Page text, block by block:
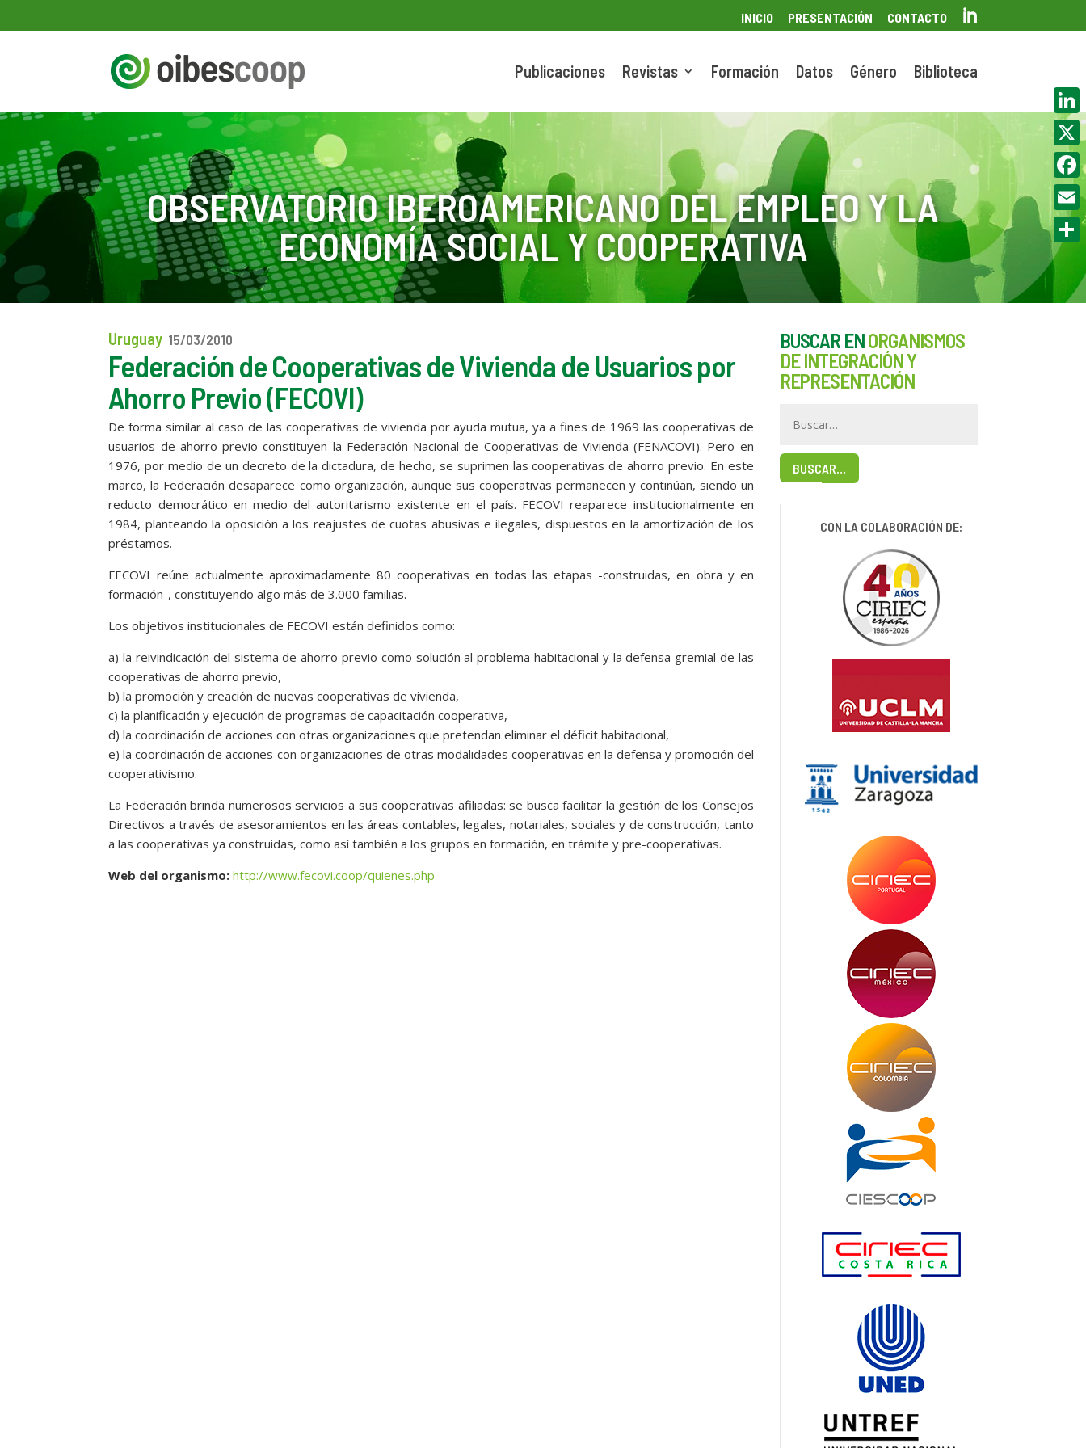
INICIO PRESENTACIÓN CONTACTO 
Publicaciones Revistas Formación Datos Género Biblioteca
OBSERVATORIO IBEROAMERICANO DEL EMPLEO Y LA
ECONOMÍA SOCIAL Y COOPERATIVA
Uruguay 15/03/2010
Federación de Cooperativas de Vivienda de Usuarios por
Ahorro Previo (FECOVI)
De forma similar al caso de las cooperativas de vivienda por ayuda mutua, ya a fines de 1969 las cooperativas de
usuarios de ahorro previo constituyen la Federación Nacional de Cooperativas de Vivienda (FENACOVI). Pero en
1976, por medio de un decreto de la dictadura, de hecho, se suprimen las cooperativas de ahorro previo. En este
marco, la Federación desaparece como organización, aunque sus cooperativas permanecen y continúan, siendo un
reducto democrático en medio del autoritarismo existente en el país. FECOVI reaparece institucionalmente en
1984, planteando la oposición a los reajustes de cuotas abusivas e ilegales, dispuestos en la amortización de los
préstamos.
FECOVI reúne actualmente aproximadamente 80 cooperativas en todas las etapas -construidas, en obra y en
formación-, constituyendo algo más de 3.000 familias.
Los objetivos institucionales de FECOVI están definidos como:
a) la reivindicación del sistema de ahorro previo como solución al problema habitacional y la defensa gremial de las
cooperativas de ahorro previo,
b) la promoción y creación de nuevas cooperativas de vivienda,
c) la planificación y ejecución de programas de capacitación cooperativa,
d) la coordinación de acciones con otras organizaciones que pretendan eliminar el déficit habitacional,
e) la coordinación de acciones con organizaciones de otras modalidades cooperativas en la defensa y promoción del
cooperativismo.
La Federación brinda numerosos servicios a sus cooperativas afiliadas: se busca facilitar la gestión de los Consejos
Directivos a través de asesoramientos en las áreas contables, legales, notariales, sociales y de construcción, tanto
a las cooperativas ya construidas, como así también a los grupos en formación, en trámite y pre-cooperativas.
Web del organismo:http://www.fecovi.coop/quienes.php
BUSCAR ENORGANISMOS
DE INTEGRACIÓN Y
REPRESENTACIÓN
BUSCAR…
CON LA COLABORACIÓN DE:
X
Email